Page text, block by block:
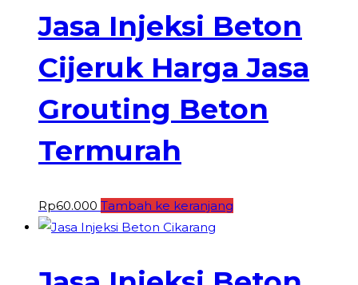
Jasa Injeksi Beton
Cijeruk Harga Jasa
Grouting Beton
Termurah
Rp60.000 Tambah ke keranjang